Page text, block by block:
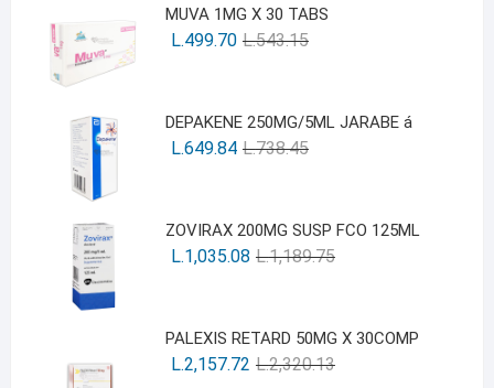
MUVA 1MG X 30 TABS
L.543.15
L.499.70
DEPAKENE 250MG/5ML JARABE á
L.738.45
L.649.84
ZOVIRAX 200MG SUSP FCO 125ML
L.1,189.75
L.1,035.08
PALEXIS RETARD 50MG X 30COMP
L.2,320.13
L.2,157.72